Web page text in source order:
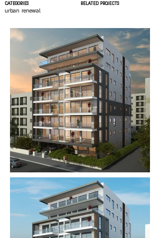
CATEGORIES RELATED PROJECTS
urban renewal